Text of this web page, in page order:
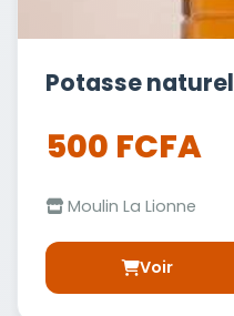
Potasse naturel
500 FCFA
Moulin La Lionne
Voir